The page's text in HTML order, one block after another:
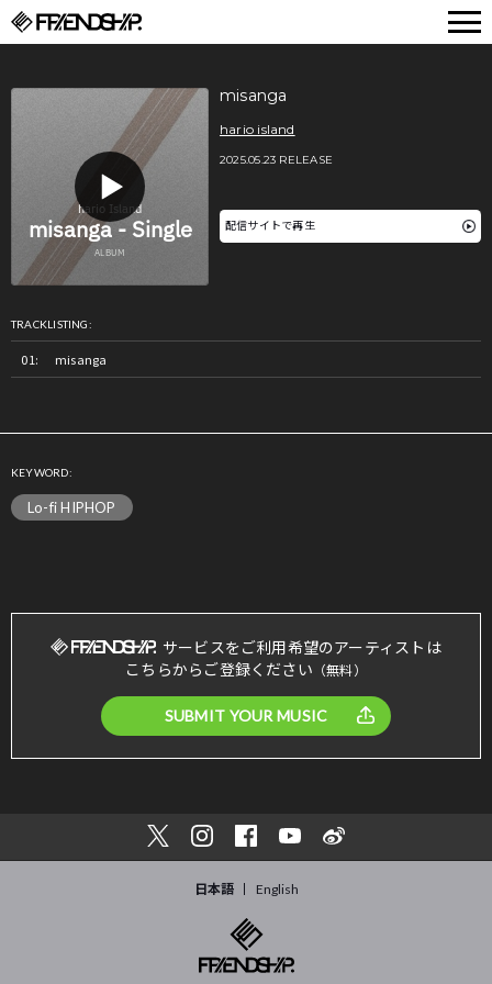
misanga
hario island
2025.05.23 RELEASE
配信サイトで再生
TRACKLISTING:
misanga
KEYWORD:
Lo-fi HIPHOP
サービスをご利用希望のアーティストは
こちらからご登録ください （無料）
SUBMIT YOUR MUSIC
日本語 English